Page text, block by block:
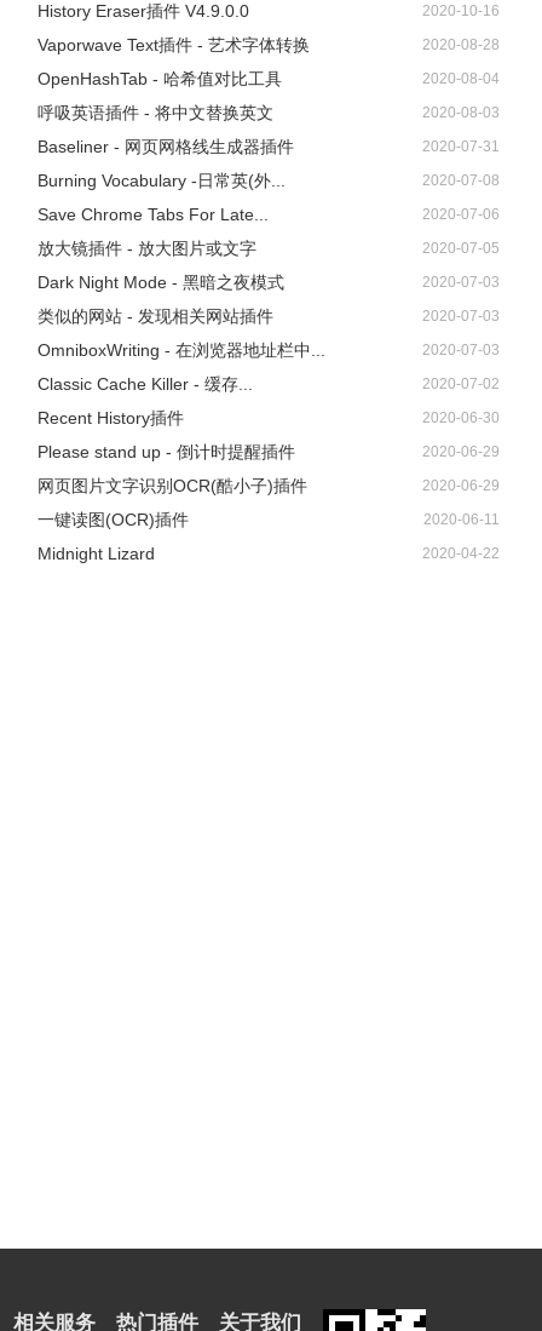
History Eraser插件 V4.9.0.0 2020-10-16
Vaporwave Text插件 - 艺术字体转换 2020-08-28
OpenHashTab - 哈希值对比工具 2020-08-04
呼吸英语插件 - 将中文替换英文 2020-08-03
Baseliner - 网页网格线生成器插件 2020-07-31
Burning Vocabulary -日常英(外... 2020-07-08
Save Chrome Tabs For Late... 2020-07-06
放大镜插件 - 放大图片或文字 2020-07-05
Dark Night Mode - 黑暗之夜模式 2020-07-03
类似的网站 - 发现相关网站插件 2020-07-03
OmniboxWriting - 在浏览器地址栏中... 2020-07-03
Classic Cache Killer - 缓存... 2020-07-02
Recent History插件 2020-06-30
Please stand up - 倒计时提醒插件 2020-06-29
网页图片文字识别OCR(酷小子)插件 2020-06-29
一键读图(OCR)插件 2020-06-11
Midnight Lizard 2020-04-22
相关服务 热门插件 关于我们